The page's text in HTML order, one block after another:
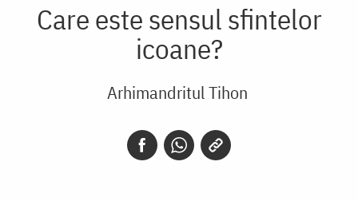
Care este sensul sfintelor
icoane?
Arhimandritul Tihon